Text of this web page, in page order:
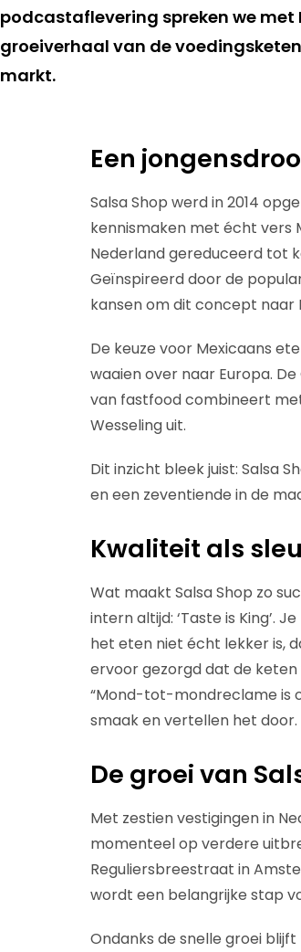
podcastaflevering spreken we met
groeiverhaal van de
markt.
Een
Salsa Shop werd in 2014
kennismaken met écht vers
Nederland gereduceerd tot
Geïnspireerd door de
kansen om dit concept naar
De keuze voor Mexicaans
waaien over naar Europa.
van fastfood combineert
Wesseling uit.
Dit inzicht bleek juist: Salsa
en een zeventiende in de
Kwaliteit als
Wat maakt Salsa Shop zo
intern altijd: ‘Taste is King’.
het eten niet écht lekker is,
ervoor gezorgd dat de
“Mond-tot-mondreclame is
smaak en vertellen het door.
De groei van
Met zestien vestigingen in
momenteel op verdere
Reguliersbreestraat in
wordt een belangrijke stap
Ondanks de snelle groei